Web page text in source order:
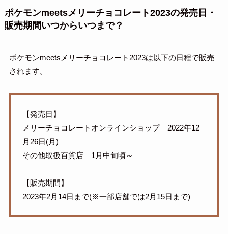
ポケモンmeetsメリーチョコレート2023の発売日・
販売期間いつからいつまで？
ポケモンmeetsメリーチョコレート2023は以下の日程で販売
されます。
【発売日】
メリーチョコレートオンラインショップ 2022年12
月26日(月)
その他取扱百貨店 1月中旬頃～
【販売期間】
2023年2月14日まで(※一部店舗では2月15日まで)